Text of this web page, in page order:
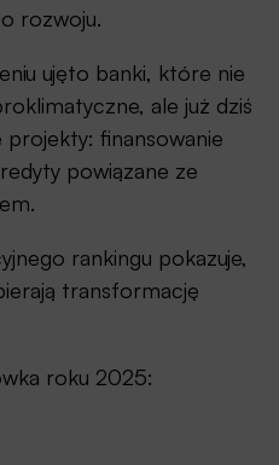
rozwoju.
ujęto banki, które nie
ale już dziś
projekty: finansowanie
powiązane ze
rankingu pokazuje,
transformację
roku 2025: